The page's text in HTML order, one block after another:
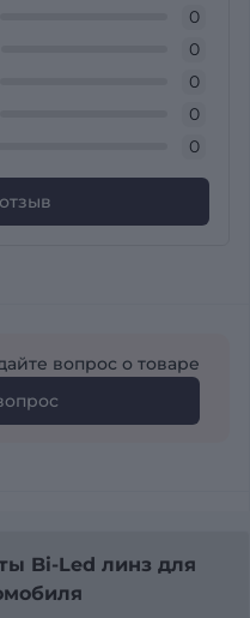
0
0
0
0
0
вопрос о товаре
Bi-Led линз для